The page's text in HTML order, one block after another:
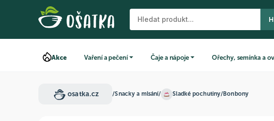
Akce Vaření a pečení Čaje a nápoje Ořechy, semínka a
osatka.cz /Snacky a mlsání/ Sladké pochutiny/Bonbony